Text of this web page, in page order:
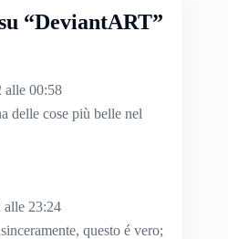
“DeviantART”
alle 00:58
delle cose più belle nel
alle 23:24
questo é vero;